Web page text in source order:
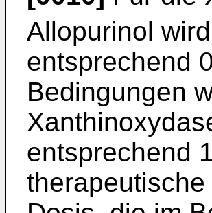
Allopurinol
entsprechend
Bedingungen
entsprechend